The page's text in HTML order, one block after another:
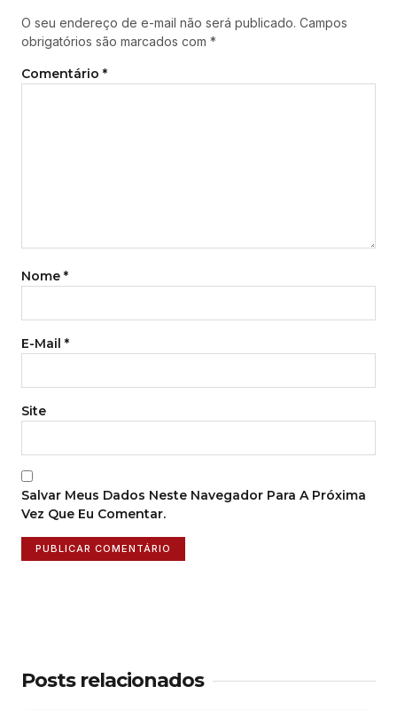
O seu endereço de e-mail não será publicado. Campos
obrigatórios são marcados com *
Comentário *
Nome *
E-Mail *
Site
Salvar Meus Dados Neste Navegador Para A Próxima
Vez Que Eu Comentar.
Posts relacionados